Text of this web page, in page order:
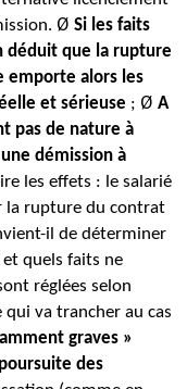
Ø Si les faits
déduit que la rupture
emporte alors les
et sérieuse ; Ø A
pas de nature à
démission à
les effets : le salarié
la rupture du contrat
il de déterminer
quels faits ne
réglées selon
qui va trancher au cas
graves »
des